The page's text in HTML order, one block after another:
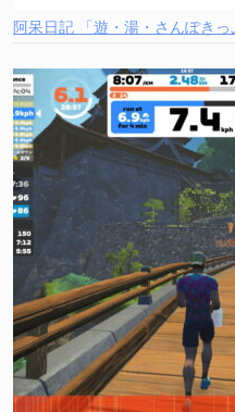
阿呆日記 「遊・湯・さんぽきっ